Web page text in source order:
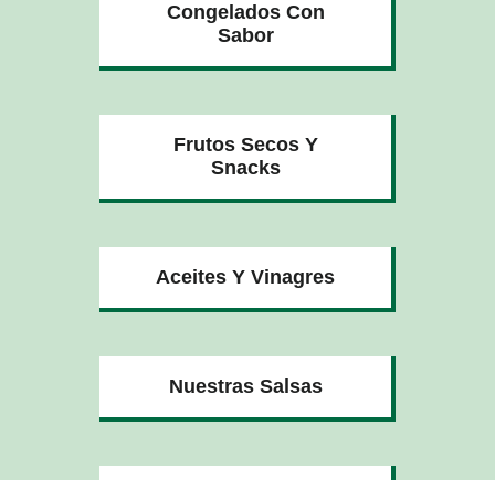
Congelados Con
Sabor
Frutos Secos Y
Snacks
Aceites Y Vinagres
Nuestras Salsas